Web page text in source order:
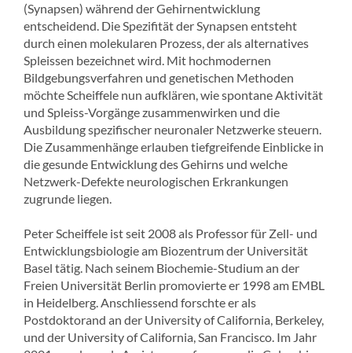
(Synapsen) während der Gehirnentwicklung
entscheidend. Die Spezifität der Synapsen entsteht
durch einen molekularen Prozess, der als alternatives
Spleissen bezeichnet wird. Mit hochmodernen
Bildgebungsverfahren und genetischen Methoden
möchte Scheiffele nun aufklären, wie spontane Aktivität
und Spleiss-Vorgänge zusammenwirken und die
Ausbildung spezifischer neuronaler Netzwerke steuern.
Die Zusammenhänge erlauben tiefgreifende Einblicke in
die gesunde Entwicklung des Gehirns und welche
Netzwerk-Defekte neurologischen Erkrankungen
zugrunde liegen.
Peter Scheiffele ist seit 2008 als Professor für Zell- und
Entwicklungsbiologie am Biozentrum der Universität
Basel tätig. Nach seinem Biochemie-Studium an der
Freien Universität Berlin promovierte er 1998 am EMBL
in Heidelberg. Anschliessend forschte er als
Postdoktorand an der University of California, Berkeley,
und der University of California, San Francisco. Im Jahr